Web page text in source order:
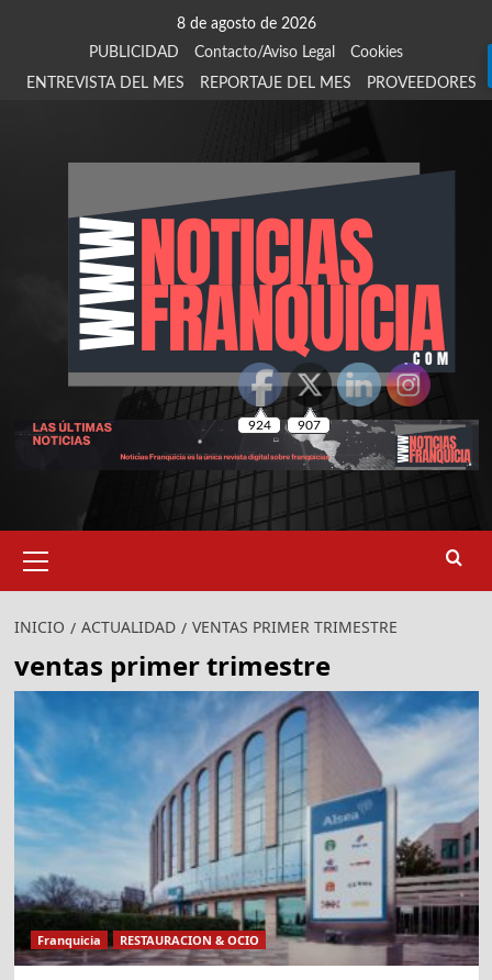
8 de agosto de 2026
PUBLICIDAD
Contacto/Aviso Legal
Cookies
ENTREVISTA DEL MES
REPORTAJE DEL MES PROVEEDORES
primario
INICIO ACTUALIDAD VENTAS PRIMER TRIMESTRE
ventas primer trimestre
Franquicia RESTAURACION & OCIO
924 907